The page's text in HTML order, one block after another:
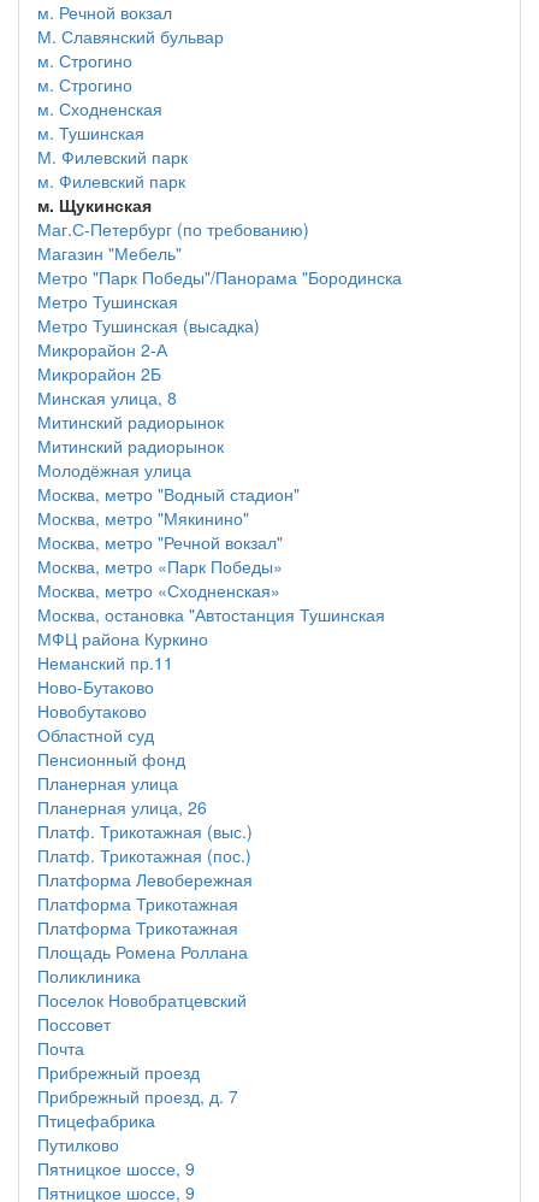
м. Речной вокзал
М. Славянский бульвар
м. Строгино
м. Строгино
м. Сходненская
м. Тушинская
М. Филевский парк
м. Филевский парк
м. Щукинская
Маг.С-Петербург (по требованию)
Магазин "Мебель"
Метро "Парк Победы"/Панорама "Бородинска
Метро Тушинская
Метро Тушинская (высадка)
Микрорайон 2-А
Микрорайон 2Б
Минская улица, 8
Митинский радиорынок
Митинский радиорынок
Молодёжная улица
Москва, метро "Водный стадион"
Москва, метро "Мякинино"
Москва, метро "Речной вокзал"
Москва, метро «Парк Победы»
Москва, метро «Сходненская»
Москва, остановка "Автостанция Тушинская
МФЦ района Куркино
Неманский пр.11
Ново-Бутаково
Новобутаково
Областной суд
Пенсионный фонд
Планерная улица
Планерная улица, 26
Платф. Трикотажная (выс.)
Платф. Трикотажная (пос.)
Платформа Левобережная
Платформа Трикотажная
Платформа Трикотажная
Площадь Ромена Роллана
Поликлиника
Поселок Новобратцевский
Поссовет
Почта
Прибрежный проезд
Прибрежный проезд, д. 7
Птицефабрика
Путилково
Пятницкое шоссе, 9
Пятницкое шоссе, 9